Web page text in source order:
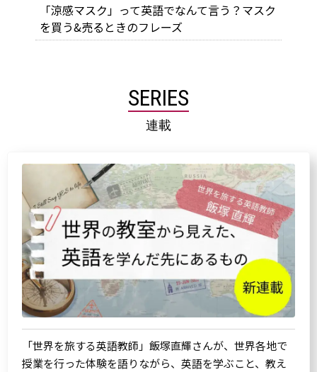
「涼感マスク」って英語でなんて言う？マスク
を買う&売るときのフレーズ
SERIES
連載
「世界を旅する英語教師」飯塚直輝さんが、世界各地で
授業を行った体験を語りながら、英語を学ぶこと、教え